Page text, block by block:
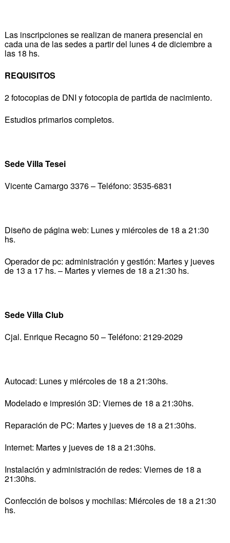
Las inscripciones se realizan de manera presencial en
cada una de las sedes a partir del lunes 4 de diciembre a
las 18 hs.
REQUISITOS
2 fotocopias de DNI y fotocopia de partida de nacimiento.
Estudios primarios completos.
Sede Villa Tesei
Vicente Camargo 3376 – Teléfono: 3535-6831
Diseño de página web: Lunes y miércoles de 18 a 21:30
hs.
Operador de pc: administración y gestión: Martes y jueves
de 13 a 17 hs. – Martes y viernes de 18 a 21:30 hs.
Sede Villa Club
Cjal. Enrique Recagno 50 – Teléfono: 2129-2029
Autocad: Lunes y miércoles de 18 a 21:30hs.
Modelado e impresión 3D: Viernes de 18 a 21:30hs.
Reparación de PC: Martes y jueves de 18 a 21:30hs.
Internet: Martes y jueves de 18 a 21:30hs.
Instalación y administración de redes: Viernes de 18 a
21:30hs.
Confección de bolsos y mochilas: Miércoles de 18 a 21:30
hs.